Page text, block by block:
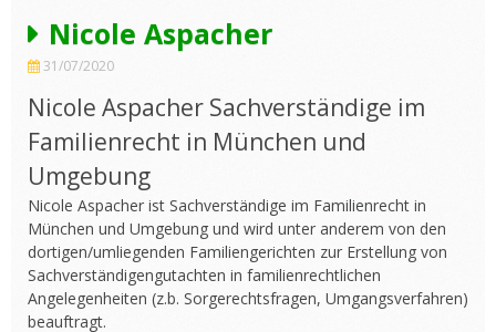
Nicole Aspacher
31/07/2020
Nicole Aspacher Sachverständige im
Familienrecht in München und
Umgebung
Nicole Aspacher ist Sachverständige im Familienrecht in
München und Umgebung und wird unter anderem von den
dortigen/umliegenden Familiengerichten zur Erstellung von
Sachverständigengutachten in familienrechtlichen
Angelegenheiten (z.b. Sorgerechtsfragen, Umgangsverfahren)
beauftragt.